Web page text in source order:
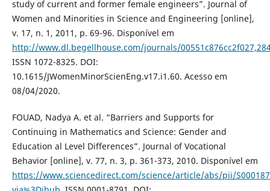
study of current and former female engineers”. Journal of
Women and Minorities in Science and Engineering [online],
v. 17, n. 1, 2011, p. 69-96. Disponível em
http://www.dl.begellhouse.com/journals/
ISSN 1072-8325. DOI:
10.1615/JWomenMinorScienEng.v17.i1.60. Acesso em
08/04/2020.
FOUAD, Nadya A. et al. “Barriers and Supports for
Continuing in Mathematics and Science: Gender and
Education al Level Differences”. Journal of Vocational
Behavior [online], v. 77, n. 3, p. 361-373, 2010. Disponível em
https://www.sciencedirect.com/science/article/abs/pii/